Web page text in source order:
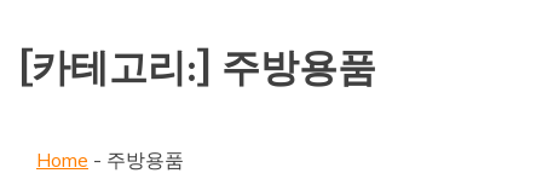
[카테고리:] 주방용품
Home - 주방용품